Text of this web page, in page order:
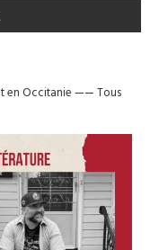
en Occitanie——Tous